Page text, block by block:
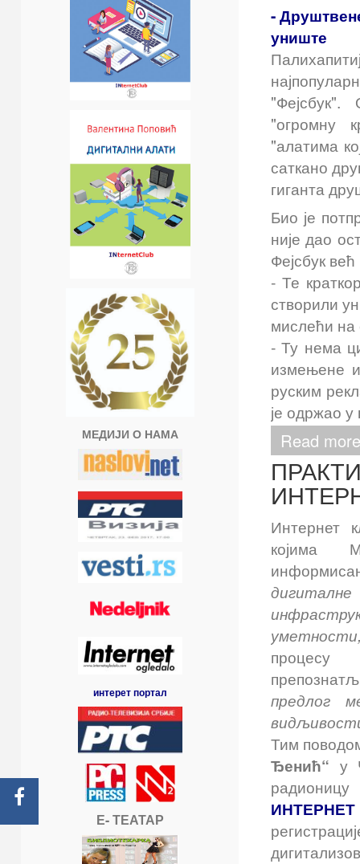
МЕДИЈИ О НАМА
интерет портал
Е- ТЕАТАР
-
униште
"Фејсбук".
"огромну
"алатима
саткано
гиганта
Био је
није дао
Фејсбук
- Те
створили
мислећи на
- Ту нема
измењене
руским
је одржао
Read
Интернет
којима
предлог
Тим
Ђенић“ у